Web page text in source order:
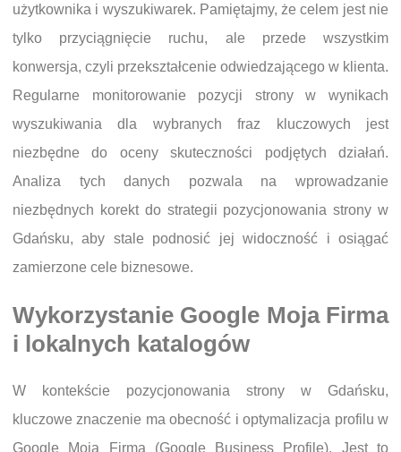
użytkownika i wyszukiwarek. Pamiętajmy, że celem jest nie
tylko przyciągnięcie ruchu, ale przede wszystkim
konwersja, czyli przekształcenie odwiedzającego w klienta.
Regularne monitorowanie pozycji strony w wynikach
wyszukiwania dla wybranych fraz kluczowych jest
niezbędne do oceny skuteczności podjętych działań.
Analiza tych danych pozwala na wprowadzanie
niezbędnych korekt do strategii pozycjonowania strony w
Gdańsku, aby stale podnosić jej widoczność i osiągać
zamierzone cele biznesowe.
Wykorzystanie Google Moja Firma
i lokalnych katalogów
W kontekście pozycjonowania strony w Gdańsku,
kluczowe znaczenie ma obecność i optymalizacja profilu w
Google Moja Firma (Google Business Profile). Jest to